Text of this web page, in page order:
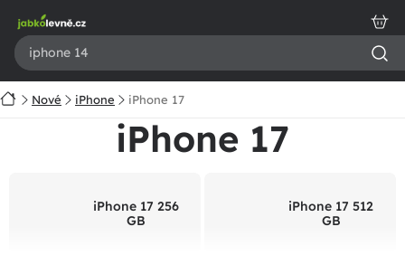
obsah
DomůNové iPhone iPhone 17
iPhone 17
iPhone 17 256
GB
iPhone 17 512
GB